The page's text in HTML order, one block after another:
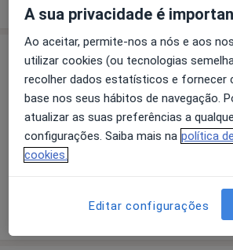
Consultório
Ampliar o mapa
Rua do Padrão, 58, 2º, sala 22, Pedroso
A sua privacidade é
Ao aceitar, permite-nos a nós e aos
utilizar cookies (ou tecnologias
recolher dados estatísticos e fornecer
base nos seus hábitos de navegação.
atualizar as suas preferências a
configurações. Saiba mais na política
cookies.
Editar configurações